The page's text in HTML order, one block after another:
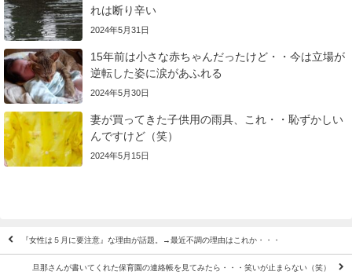
れは断り辛い
2024年5月31日
15年前は小さな赤ちゃんだったけど・・今は立場が
逆転した姿に涙があふれる
2024年5月30日
妻が買ってきた子供用の雨具、これ・・恥ずかしい
んですけど（笑）
2024年5月15日
『女性は５月に要注意』な理由が話題。→最近不調の理由はこれか・・・
旦那さんが書いてくれた保育園の連絡帳を見てみたら・・・笑いが止まらない（笑）